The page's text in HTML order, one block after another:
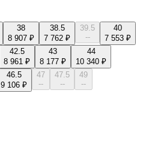
38
8 907 ₽
38.5
7 762 ₽
39.5
--
40
7 553 ₽
42.5
8 961 ₽
43
8 177 ₽
44
10 340 ₽
46.5
9 106 ₽
47
--
47.5
--
49
--